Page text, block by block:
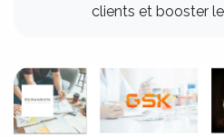
clients et booster